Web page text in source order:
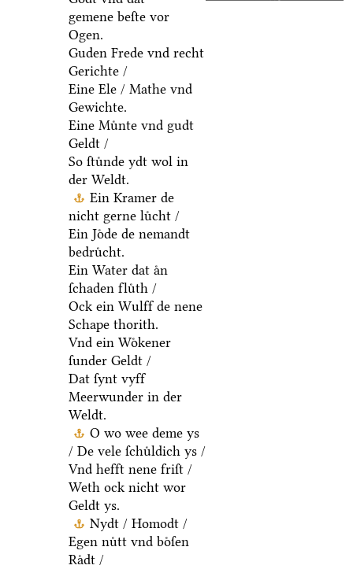
gemene beſte vor
Ogen.
Guden Frede vnd recht
Gerichte /
Eine Ele / Mathe vnd
Gewichte.
Eine Muͤnte vnd gudt
Geldt /
So ſtuͤnde ydt wol in
der Weldt.
Ein Kramer de
nicht gerne luͤcht /
Ein Joͤde de nemandt
bedruͤcht.
Ein Water dat aͤn
ſchaden fluͤth /
Ock ein Wulff de nene
Schape thorith.
Vnd ein Woͤkener
ſunder Geldt /
Dat ſynt vyff
Meerwunder in der
Weldt.
O wo wee deme ys
/ De vele ſchuͤldich ys /
Vnd hefft nene friſt /
Weth ock nicht wor
Geldt ys.
Nydt / Homodt /
Egen nuͤtt vnd boͤſen
Raͤdt /